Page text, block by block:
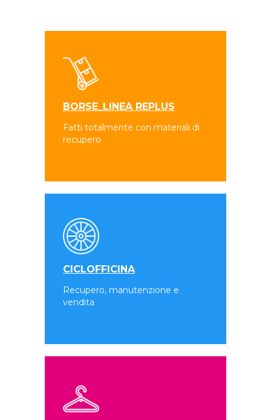
BORSE_LINEA REPLUS
Fatti totalmente con materiali di
recupero
CICLOFFICINA
Recupero, manutenzione e
vendita